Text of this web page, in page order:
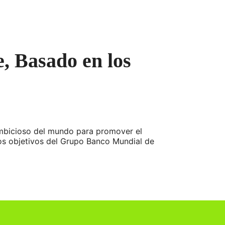
Basado en los
del mundo para promover el
objetivos del Grupo Banco Mundial de